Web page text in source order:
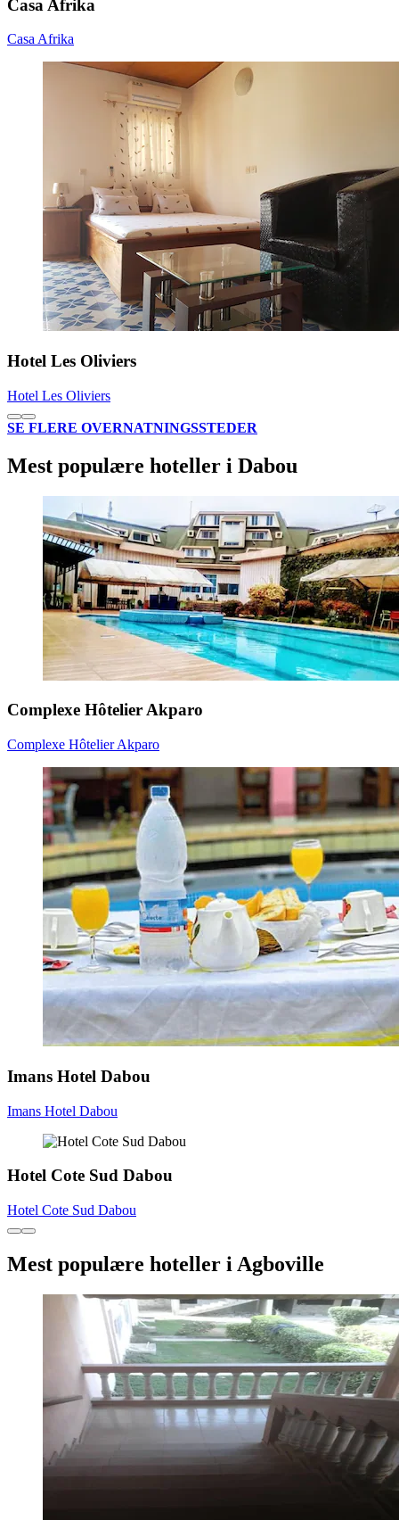
Casa Afrika
Casa Afrika
Hotel Les Oliviers
Hotel Les Oliviers
SE FLERE OVERNATNINGSSTEDER
Mest populære hoteller i Dabou
Complexe Hôtelier Akparo
Complexe Hôtelier Akparo
Imans Hotel Dabou
Imans Hotel Dabou
Hotel Cote Sud Dabou
Hotel Cote Sud Dabou
Mest populære hoteller i Agboville